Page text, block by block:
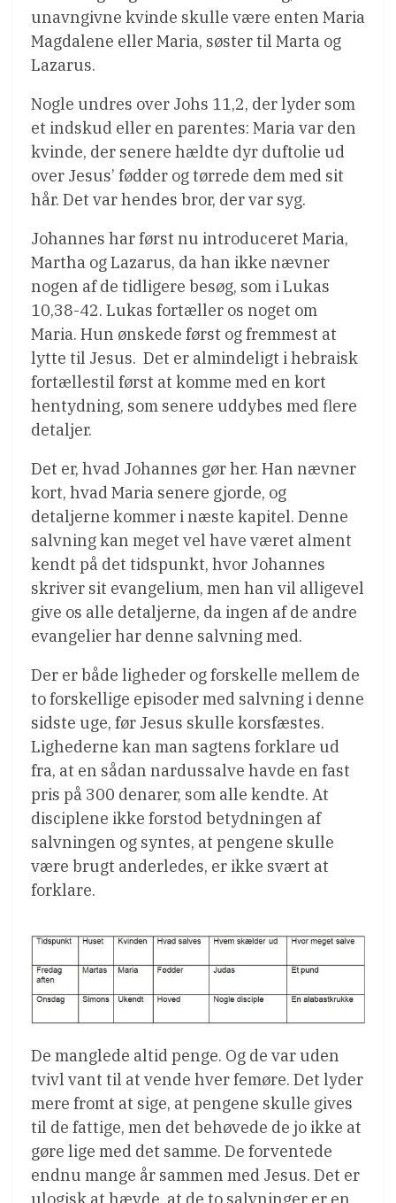
unavngivne kvinde skulle være enten Maria
Magdalene eller Maria, søster til Marta og
Lazarus.
Nogle undres over Johs 11,2, der lyder som
et indskud eller en parentes: Maria var den
kvinde, der senere hældte dyr duftolie ud
over Jesus’ fødder og tørrede dem med sit
hår. Det var hendes bror, der var syg.
Johannes har først nu introduceret Maria,
Martha og Lazarus, da han ikke nævner
nogen af de tidligere besøg, som i Lukas
10,38-42. Lukas fortæller os noget om
Maria. Hun ønskede først og fremmest at
lytte til Jesus. Det er almindeligt i hebraisk
fortællestil først at komme med en kort
hentydning, som senere uddybes med flere
detaljer.
Det er, hvad Johannes gør her. Han nævner
kort, hvad Maria senere gjorde, og
detaljerne kommer i næste kapitel. Denne
salvning kan meget vel have været alment
kendt på det tidspunkt, hvor Johannes
skriver sit evangelium, men han vil alligevel
give os alle detaljerne, da ingen af de andre
evangelier har denne salvning med.
Der er både ligheder og forskelle mellem de
to forskellige episoder med salvning i denne
sidste uge, før Jesus skulle korsfæstes.
Lighederne kan man sagtens forklare ud
fra, at en sådan nardussalve havde en fast
pris på 300 denarer, som alle kendte. At
disciplene ikke forstod betydningen af
salvningen og syntes, at pengene skulle
være brugt anderledes, er ikke svært at
forklare.
De manglede altid penge. Og de var uden
tvivl vant til at vende hver femøre. Det lyder
mere fromt at sige, at pengene skulle gives
til de fattige, men det behøvede de jo ikke at
gøre lige med det samme. De forventede
endnu mange år sammen med Jesus. Det er